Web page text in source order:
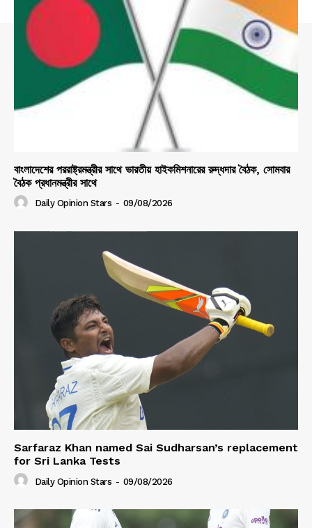
বাংলাদেশের পররাষ্ট্রমন্ত্রীর সাথে ভারতীয় হাইকমিশনারের রুদ্ধদার বৈঠক, সোমবার
বৈঠক প্রধানমন্ত্রীর সাথে
Daily Opinion Stars - 09/08/2026
Sarfaraz Khan named Sai Sudharsan’s replacement
for Sri Lanka Tests
Daily Opinion Stars - 09/08/2026